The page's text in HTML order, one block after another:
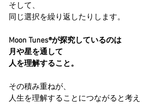
そして、
同じ選択を繰り返したりします。
Moon Tunes®が探究しているのは
月や星を通して
人を理解すること。
その積み重ねが、
人生を理解することにつながると考え